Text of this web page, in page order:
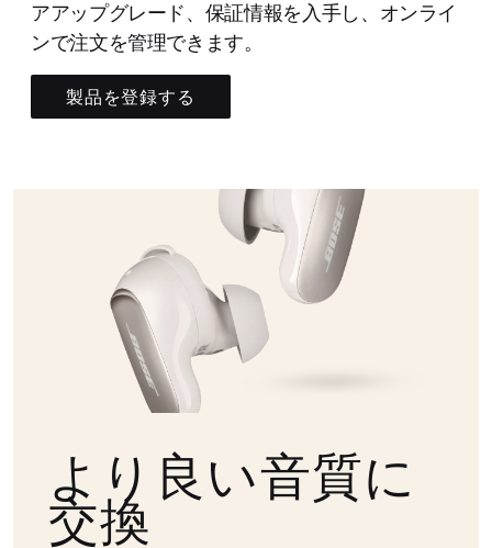
アアップグレード、保証情報を入手し、オンライ
ンで注文を管理できます。
製品を登録する
より良い音質に
交換